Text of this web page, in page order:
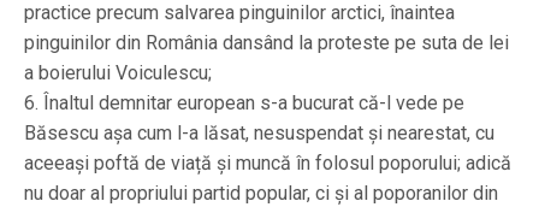
practice precum salvarea pinguinilor arctici, înaintea
pinguinilor din România dansând la proteste pe suta de lei
a boierului Voiculescu;
6. Înaltul demnitar european s-a bucurat că-l vede pe
Băsescu așa cum l-a lăsat, nesuspendat și nearestat, cu
aceeași poftă de viață și muncă în folosul poporului; adică
nu doar al propriului partid popular, ci și al poporanilor din